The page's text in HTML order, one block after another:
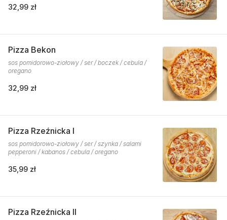
32,99 zł
Pizza Bekon
sos pomidorowo-ziołowy / ser / boczek / cebula /
oregano
32,99 zł
Pizza Rzeźnicka I
sos pomidorowo-ziołowy / ser / szynka / salami
pepperoni / kabanos / cebula / oregano
35,99 zł
Pizza Rzeźnicka II